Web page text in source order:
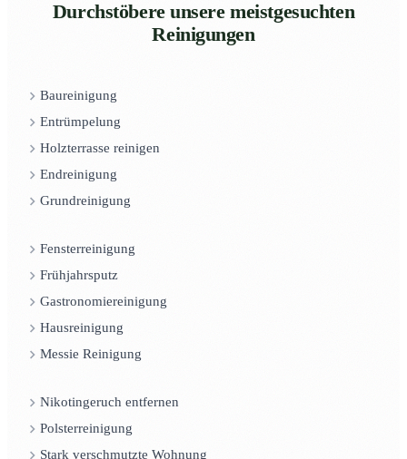
Durchstöbere unsere meistgesuchten
Reinigungen
Baureinigung
Entrümpelung
Holzterrasse reinigen
Endreinigung
Grundreinigung
Fensterreinigung
Frühjahrsputz
Gastronomiereinigung
Hausreinigung
Messie Reinigung
Nikotingeruch entfernen
Polsterreinigung
Stark verschmutzte Wohnung